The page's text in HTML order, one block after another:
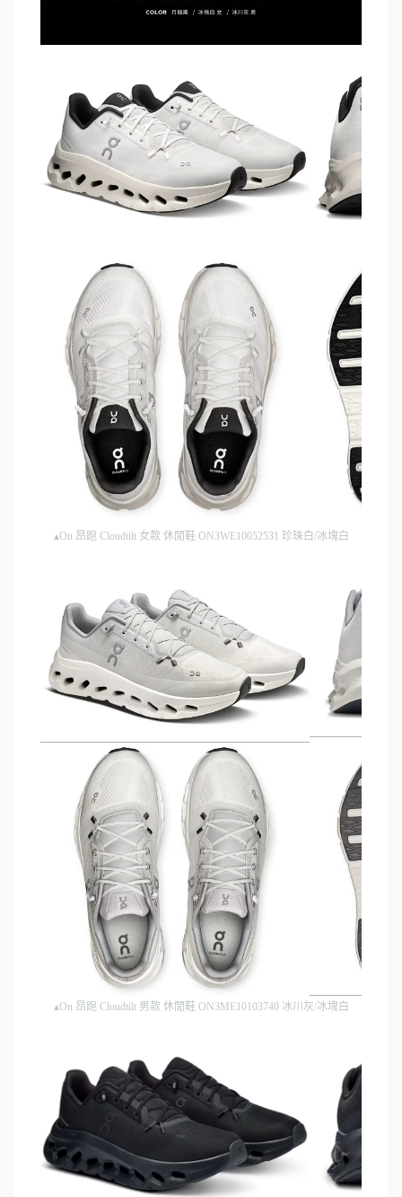
▴On 昂跑 Cloudtilt 女款 休閒鞋 ON3WE10052531 珍珠白/冰塊白
▴On 昂跑 Cloudtilt 男款 休閒鞋 ON3ME10103740 冰川灰/冰塊白